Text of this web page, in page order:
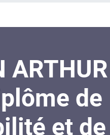
de
et de